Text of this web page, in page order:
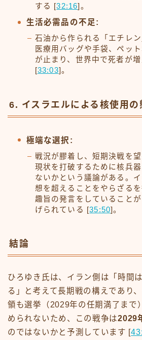
する [32:16]。
生活必需品の不足:
石油から作られる「エチレン
医療用バッグや手袋、ペッ
が止まり、世界中で死者が
[33:03]。
6. イスラエルによる核使用の
極端な選択:
戦況が膠着し、短期決戦を望
現状を打破するために核兵
ないかという議論がある。
想を超えることをやらざる
趣旨の発言をしていること
げられている [35:50]。
結論
ひろゆき氏は、イラン側は「時間
る」と考えて長期戦の構えであり
領も選挙（2029年の任期満了まで
められないため、この戦争は2029
のではないかと予測しています [